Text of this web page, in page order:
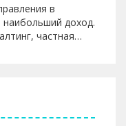
в
наибольший доход.
частная